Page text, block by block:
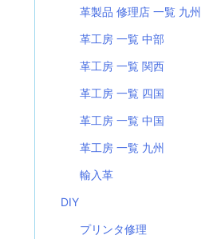
革製品 修理店 一覧 九州
革工房 一覧 中部
革工房 一覧 関西
革工房 一覧 四国
革工房 一覧 中国
革工房 一覧 九州
輸入革
DIY
プリンタ修理